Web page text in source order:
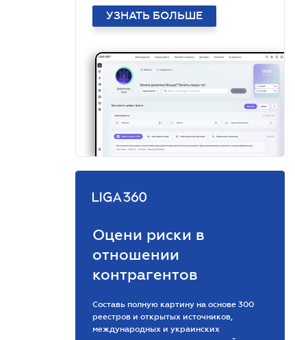
УЗНАТЬ БОЛЬШЕ
Оцени риски в
отношении
контрагентов
Составь полную картину на основе 300
реестров и открытых источников,
международных и украинских